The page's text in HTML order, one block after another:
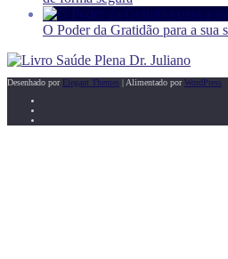
O Poder da Gratidão para a sua
Desenhado por Elegant Themes | Alimentado porWordPress